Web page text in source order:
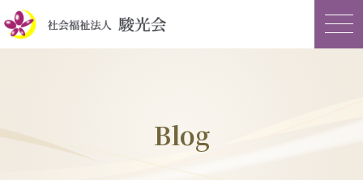
Blog